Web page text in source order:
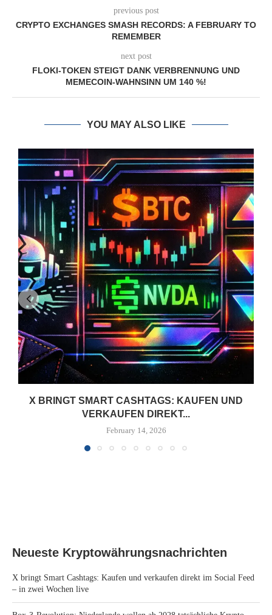
previous post
CRYPTO EXCHANGES SMASH RECORDS: A FEBRUARY TO
REMEMBER
next post
FLOKI-TOKEN STEIGT DANK VERBRENNUNG UND
MEMECOIN-WAHNSINN UM 140 %!
YOU MAY ALSO LIKE
X BRINGT SMART CASHTAGS: KAUFEN UND
VERKAUFEN DIREKT...
February 14, 2026
Neueste Kryptowährungsnachrichten
X bringt Smart Cashtags: Kaufen und verkaufen direkt im Social Feed
– in zwei Wochen live